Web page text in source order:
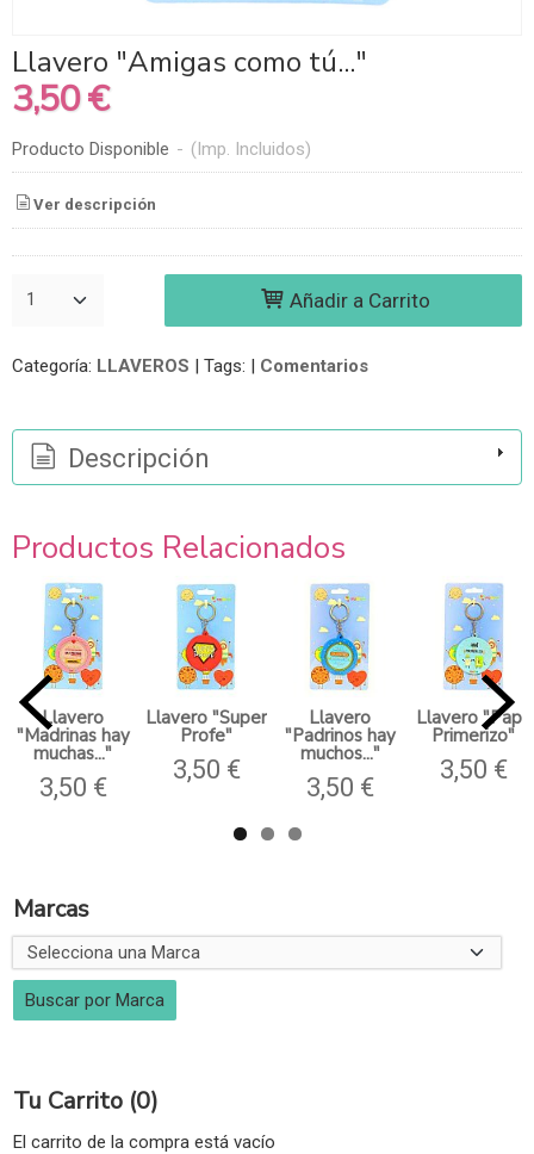
Marcas
Tu Carrito (0)
El carrito de la compra está vacío
Llavero "Amigas como tú..."
3,50 €
Producto Disponible - (Imp. Incluidos)
Ver descripción
Añadir a Carrito
Categoría: LLAVEROS | Tags: | Comentarios
Descripción
Productos Relacionados
Llavero
"Madrinas hay
muchas..."
3,50 €
Llavero "Super
Profe"
3,50 €
Llavero
"Padrinos hay
muchos..."
3,50 €
Llavero "Papá
Primerizo"
3,50 €